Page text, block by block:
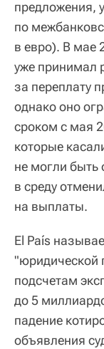
предложения,
по
в евро). В мае
уже принимал
за переплату
однако оно
сроком с мая
которые
не могли быть
в среду
на выплаты.
El País
"юридической
подсчетам
до 5
падение
объявления